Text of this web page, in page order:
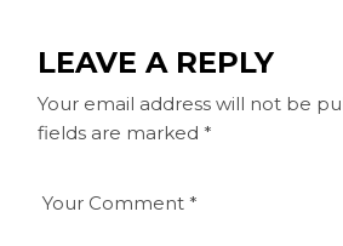
LEAVE A REPLY
Your email address will not be
fields are marked *